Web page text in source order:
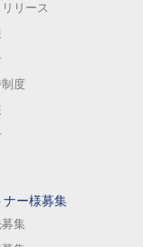
リース
度
ナー様募集
集